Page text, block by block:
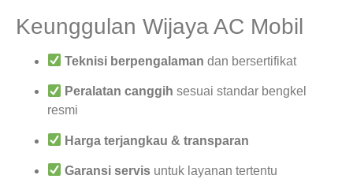
Keunggulan Wijaya AC Mobil
Teknisi berpengalaman dan bersertifikat
Peralatan canggih sesuai standar bengkel
resmi
Harga terjangkau & transparan
Garansi servis untuk layanan tertentu